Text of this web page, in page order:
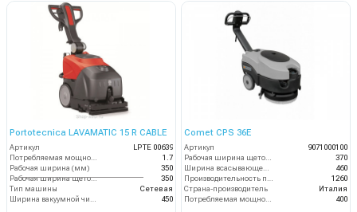
Portotecnica LAVAMATIC 15 R CABLE
Артикул
LPTE 00639
1.7
Рабочая ширина (мм)
350
Рабочая ширина щеток (мм)
350
Тип машины
Сетевая
450
Comet CPS 36E
Артикул
9071000100
370
460
1260
Страна-производитель
Италия
400